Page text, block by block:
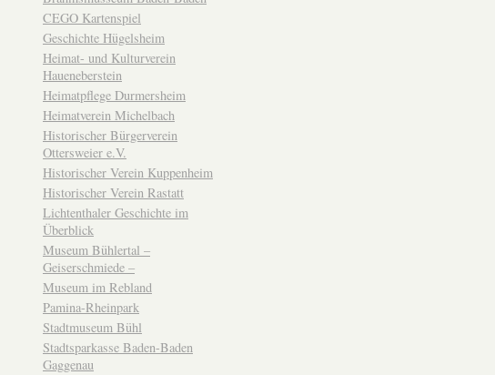
CEGO Kartenspiel
Geschichte Hügelsheim
Heimat- und Kulturverein
Haueneberstein
Heimatpflege Durmersheim
Heimatverein Michelbach
Historischer Bürgerverein
Ottersweier e.V.
Historischer Verein Kuppenheim
Historischer Verein Rastatt
Lichtenthaler Geschichte im
Überblick
Museum Bühlertal –
Geiserschmiede –
Museum im Rebland
Pamina-Rheinpark
Stadtmuseum Bühl
Stadtsparkasse Baden-Baden
Gaggenau